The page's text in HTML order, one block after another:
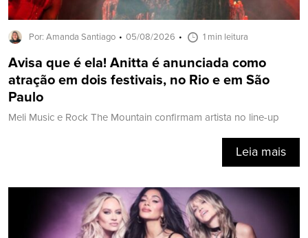
Por: Amanda Santiago 05/08/2026 1 min leitura
Avisa que é ela! Anitta é anunciada como
atração em dois festivais, no Rio e em São
Paulo
Meli Music e Rock The Mountain confirmam artista no line-up
Leia mais